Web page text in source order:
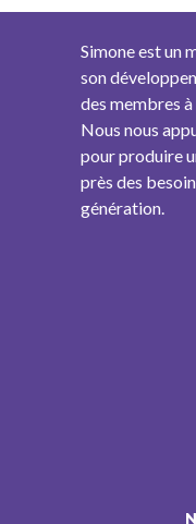
Simone est un
son
des membres
Nous nous
pour produire
près des
génération.